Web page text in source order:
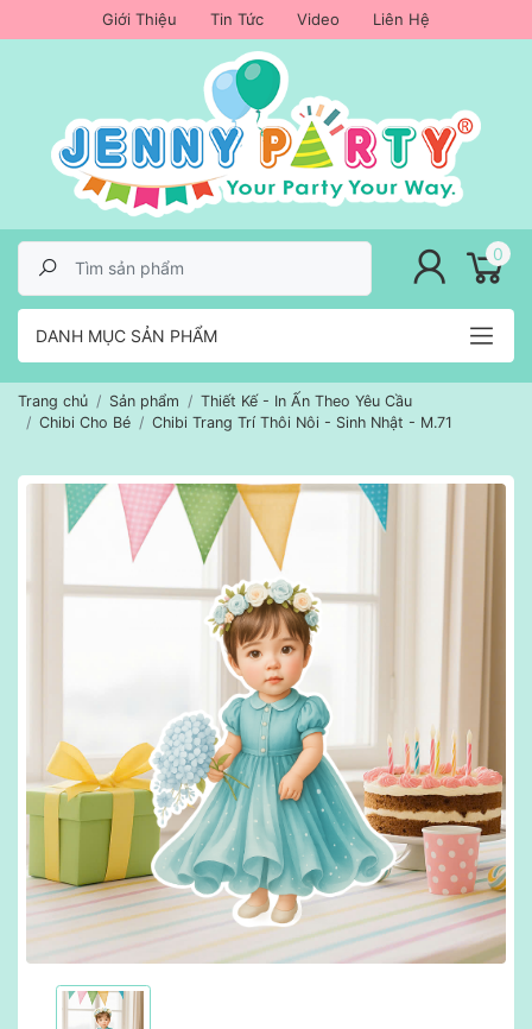
Giới Thiệu Tin Tức Video Liên Hệ
DANH MỤC SẢN PHẨM
0
Trang chủ Sản phẩm
Thiết Kế - In Ấn Theo Yêu Cầu
Chibi Cho Bé
Chibi Trang Trí Thôi Nôi - Sinh Nhật - M.71